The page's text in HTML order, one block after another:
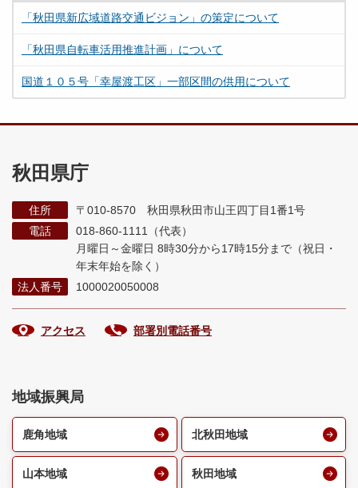
「秋田県新広域道路交通ビジョン」の策定について
「秋田県自転車活用推進計画」について
国道１０５号「幸屋渡工区」一部区間の供用について
秋田県庁
住所
〒010-8570 秋田県秋田市山王四丁目1番1号
電話
018-860-1111（代表）
月曜日～金曜日 8時30分から17時15分まで （祝日・
年末年始を除く）
法人番号
1000020050008
アクセス 部署別電話番号
地域振興局
鹿角地域 北秋田地域
山本地域 秋田地域